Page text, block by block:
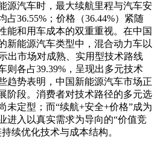
汽车时，最大续航里程与汽车安
占36.55%；价格（36.44%）紧随
能和用车成本的双重重视。在中国
新能源汽车类型中，混合动力车以
出市场对成熟、实用型技术路线
则各占39.39%，呈现出多元技术
趋势表明，中国新能源汽车市场正
阶段。消费者对技术路径的多元选
未定型；而“续航+安全+价格”成为
进入以真实需求为导向的“价值竞
续优化技术与成本结构。